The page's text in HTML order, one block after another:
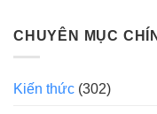
CHUYÊN MỤC
Kiến thức (302)